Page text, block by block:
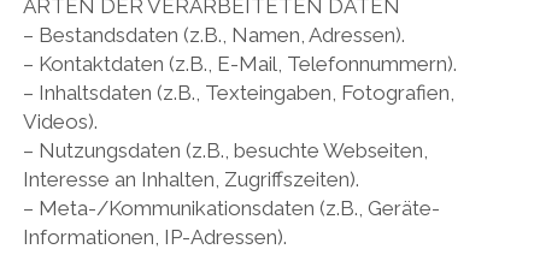
ARTEN DER VERARBEITETEN DATEN
– Bestandsdaten (z.B., Namen, Adressen).
– Kontaktdaten (z.B., E-Mail, Telefonnummern).
– Inhaltsdaten (z.B., Texteingaben, Fotografien,
Videos).
– Nutzungsdaten (z.B., besuchte Webseiten,
Interesse an Inhalten, Zugriffszeiten).
– Meta-/Kommunikationsdaten (z.B., Geräte-
Informationen, IP-Adressen).